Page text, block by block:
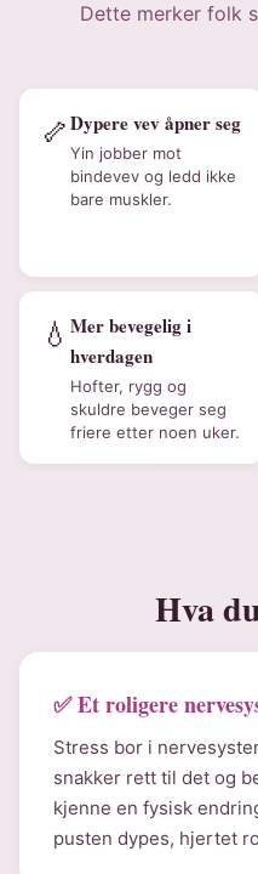
Dette merker folk
🦴Dypere vev åpner seg
Yin jobber mot
bindevev og ledd ikke
bare muskler.
💧 Mer bevegelig i
hverdagen
Hofter, rygg og
skuldre beveger seg
friere etter noen uker.
Hva
✅ Et roligere
Stress bor i
snakker rett til det og
kjenne en fysisk
pusten dypes, hjertet